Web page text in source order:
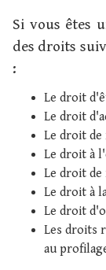
Si vous êtes
des droits
:
Le droit
Le droit
Le droit
Le droit à
Le droit
Le droit à
Le droit
Les droits
au